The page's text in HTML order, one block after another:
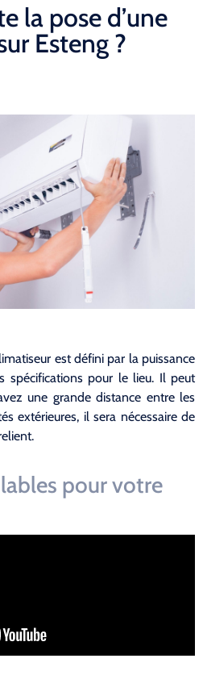
la pose d’une
Esteng ?
est défini par la puissance
spécifications pour le lieu. Il peut
une grande distance entre les
extérieures, il sera nécessaire de
pour votre